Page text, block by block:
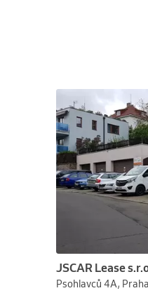
JSCAR Lease
Psohlavců 4A,